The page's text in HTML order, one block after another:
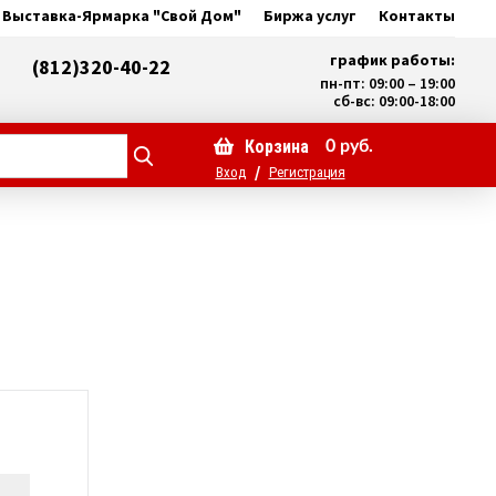
Выставка-Ярмарка "Свой Дом" Биржа услуг Контакты
(812)320-40-22
график работы:
пн-пт: 09:00 – 19:00
сб-вс: 09:00-18:00
Корзина 0руб.
Вход / Регистрация